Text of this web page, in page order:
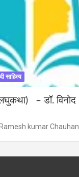
साहित्य
– डॉ. विनोद
Ramesh kumar Chauhan